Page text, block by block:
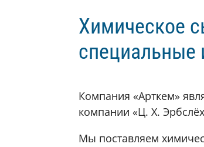
Химическое
специальные
Компания «Арткем»
компании «Ц. Х.
Мы поставляем